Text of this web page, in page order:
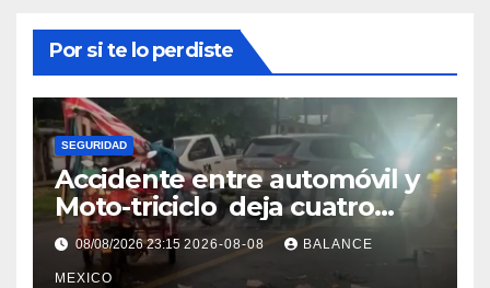
Por si te lo perdiste
SEGURIDAD
Accidente entre automóvil y
Moto-triciclo deja cuatro
lesionados en Tuxtla Chico
08/08/2026 23:15 2026-08-08 BALANCE
MEXICO